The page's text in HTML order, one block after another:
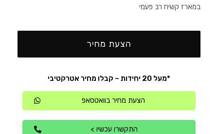
במארז קשיח רב פעמי
הצעת מחיר
*מעל 20 יחידות – קבלו מחיר אטרקטיבי
הצעת מחיר בוואטסאפ
התקשרו עכשיו >